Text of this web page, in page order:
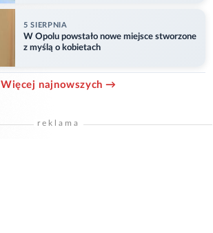
5 SIERPNIA
W Opolu powstało nowe miejsce stworzone
z myślą o kobietach
Więcej najnowszych →
reklama